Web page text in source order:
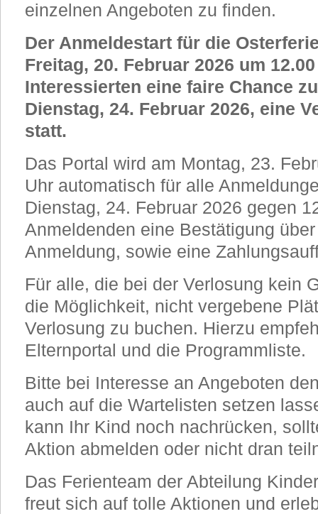
einzelnen Angeboten zu finden.
Der Anmeldestart für die
Freitag, 20. Februar 2026 um
Interessierten eine faire Chance
Dienstag, 24. Februar 2026, eine
statt.
Das Portal wird am Montag, 23.
Uhr automatisch für alle
Dienstag, 24. Februar 2026 gegen
Anmeldenden eine Bestätigung
Anmeldung, sowie eine
Für alle, die bei der Verlosung kein
die Möglichkeit, nicht vergebene
Verlosung zu buchen. Hierzu
Elternportal und die Programmliste.
Bitte bei Interesse an Angeboten
auch auf die Wartelisten setzen
kann Ihr Kind noch nachrücken,
Aktion abmelden oder nicht dran
Das Ferienteam der Abteilung
freut sich auf tolle Aktionen und